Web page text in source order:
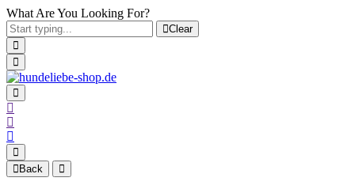
What Are You Looking For?
Clear
Back